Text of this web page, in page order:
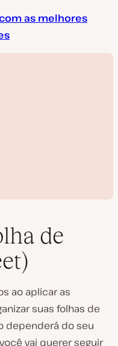
as melhores
de
ao aplicar as
suas folhas de
dependerá do seu
vai querer seguir